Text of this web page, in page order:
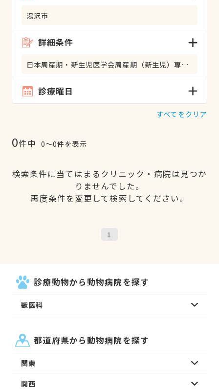
湯沢市
詳細条件
日本周産期・新生児医学会周産期（新生児）専門医
診療曜日
すべてをクリア
0件中 0〜0件を表示
検索条件に当てはまるクリニック・病院は見つか
りませんでした。
再度条件を変更して検索してください。
1
診療動物から動物病院を探す
獣医科
都道府県から動物病院を探す
関東
関西